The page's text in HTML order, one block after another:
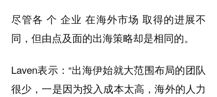
尽管各 个 企业 在海外市场 取得的进展不
同，但由点及面的出海策略却是相同的。
Laven表示：“出海伊始就大范围布局的团队
很少，一是因为投入成本太高，海外的人力